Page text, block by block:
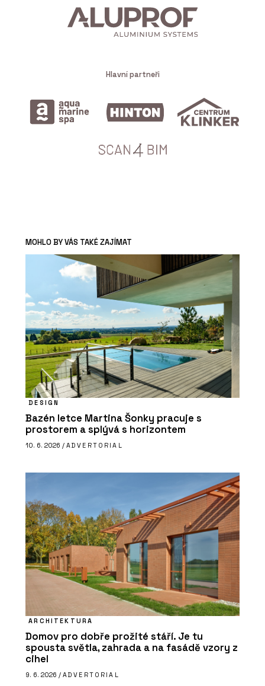
Hlavní partneři
MOHLO BY VÁS TAKÉ ZAJÍMAT
DESIGN
Bazén letce Martina Šonky pracuje s
prostorem a splývá s horizontem
10. 6. 2026 / ADVERTORIAL
ARCHITEKTURA
Domov pro dobře prožité stáří. Je tu
spousta světla, zahrada a na fasádě vzory z
cihel
9. 6. 2026 / ADVERTORIAL